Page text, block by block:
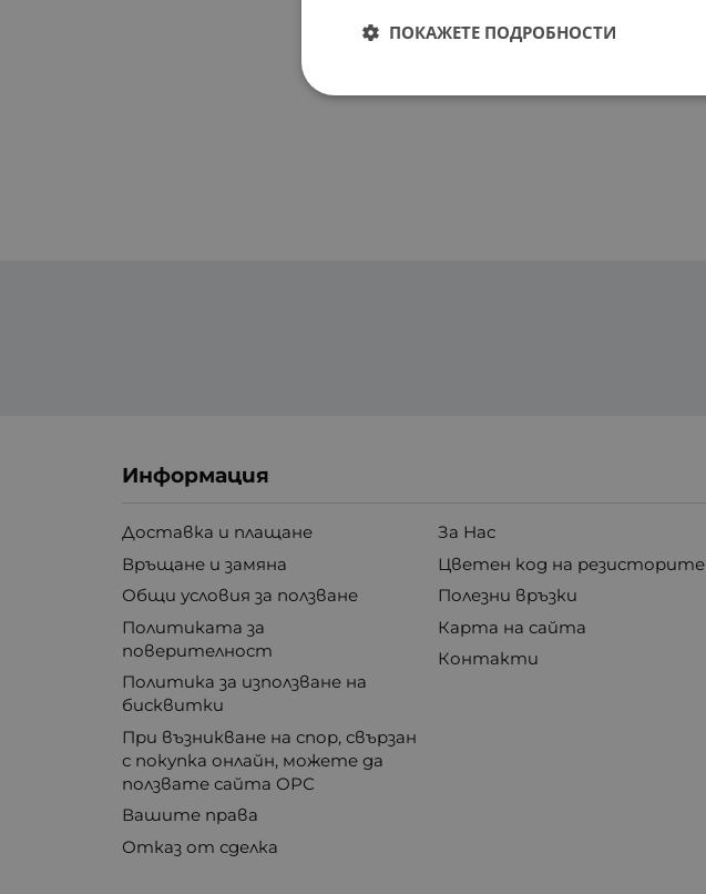
Информация
Доставка и плащане
Връщане и замяна
Общи условия за ползване
Политиката за
поверителност
Политика за използване на
бисквитки
При възникване на спор, свързан
с покупка онлайн, можете да
ползвате сайта ОРС
Вашите права
Отказ от сделка
За Нас
Цветен код на резисторите
Полезни връзки
Карта на сайта
Контакти
ПОКАЖЕТЕ ПОДРОБНОСТИ